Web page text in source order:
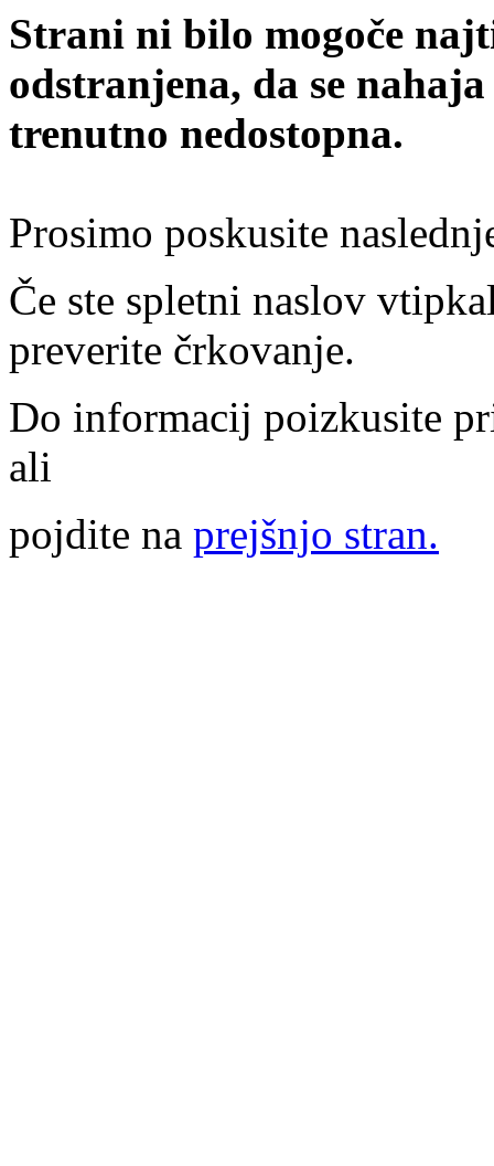
Strani ni bilo mogoče
odstranjena, da se
trenutno nedostopna.
Prosimo poskusite
Če ste spletni naslov
preverite črkovanje.
Do informacij poizkusite
ali
pojdite na prejšnjo stran.